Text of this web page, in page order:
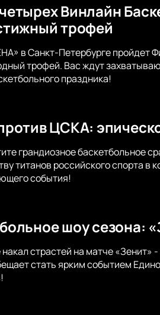
Винлайн
трофей
в Санкт-Петербурге пройдет
трофей. Вас ждут
праздника!
ЦСКА:
грандиозное баскетбольное
титанов российского спорта в
события!
шоу сезона:
страстей на матче
стать ярким событием